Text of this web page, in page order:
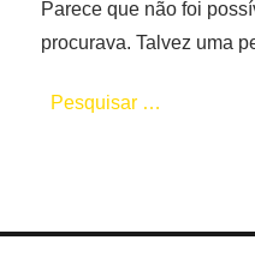
Parece que não foi
procurava. Talvez uma
Pesquisar